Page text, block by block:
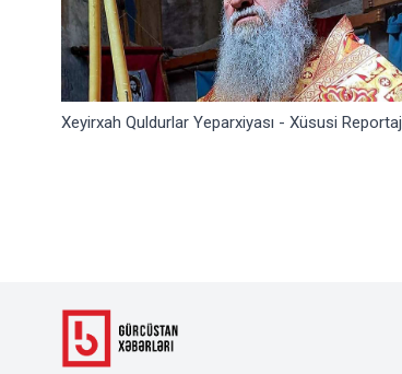
Xeyirxah Quldurlar Yeparxiyası - Xüsusi Reportaj